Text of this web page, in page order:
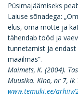
Püsimajäämiseks
Laiuse sõnadega:
elus, oma mõtte ja
tähendab tööd ja
tunnetamist ja endast
maailmas”.
Maimets, K. (2004).
Muusika. Kino, nr 7, lk
www.temuki.ee/